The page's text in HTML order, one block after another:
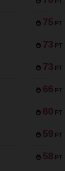
75 PT
73 PT
73 PT
66 PT
60 PT
59 PT
58 PT